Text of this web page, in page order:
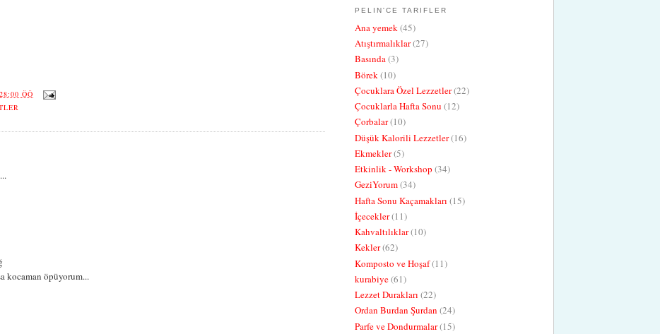
ÖÖ
kocaman öpüyorum...
PELIN'CE TARIFLER
Ana yemek(45)
Atıştırmalıklar(27)
Basında(3)
Börek(10)
Çocuklara Özel Lezzetler(22)
Çocuklarla Hafta Sonu (12)
Çorbalar(10)
Düşük Kalorili Lezzetler(16)
Ekmekler(5)
Etkinlik - Workshop (34)
GeziYorum(34)
Hafta Sonu Kaçamakları (15)
İçecekler(11)
Kahvaltılıklar(10)
Kekler(62)
Komposto ve Hoşaf(11)
kurabiye(61)
Lezzet Durakları (22)
Ordan Burdan Şurdan (24)
Parfe ve Dondurmalar(15)